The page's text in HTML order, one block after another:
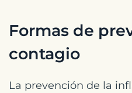
Formas de
contagio
La prevención de la